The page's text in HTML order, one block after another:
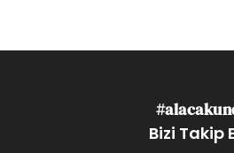
Bizi Takip